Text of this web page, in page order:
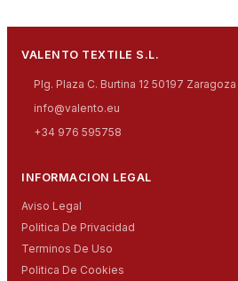
VALENTO TEXTILE S.L.
Plg. Plaza C. Burtina 12 50197 Zaragoza
info@valento.eu
+34 976 595758
INFORMACION LEGAL
Aviso Legal
Politica De Privacidad
Terminos De Uso
Politica De Cookies